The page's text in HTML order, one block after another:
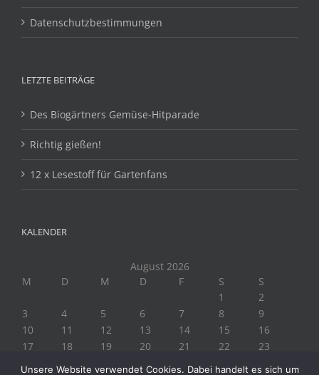
Datenschutzbestimmungen
LETZTE BEITRÄGE
Des Biogärtners Gemüse-Hitparade
Richtig gießen!
12 x Lesestoff für Gartenfans
KALENDER
August 2026
M
D M D F S
S
1
2
3
4 5 6 7 8
9
10
11 12 13 14 15
16
17
18 19 20 21 22
23
Unsere Website verwendet Cookies. Dabei handelt es sich um